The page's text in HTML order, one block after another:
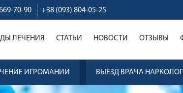
70-90 +38 (093) 804-05-25
ЛЕЧЕНИЯ CТАТЬИ НОВОСТИ ОТЗЫВЫ
ИГРОМАНИИ ВЫЕЗД ВРАЧА